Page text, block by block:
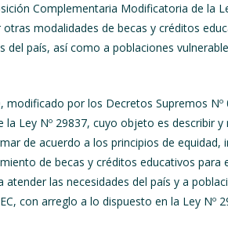
Complementaria Modificatoria de la
modalidades de becas y créditos
del país, así como a poblaciones
por los Decretos Supremos Nº
Ley Nº 29837, cuyo objeto es describir y
de acuerdo a los principios de equidad,
de becas y créditos educativos para
las necesidades del país y a
con arreglo a lo dispuesto en la Ley Nº